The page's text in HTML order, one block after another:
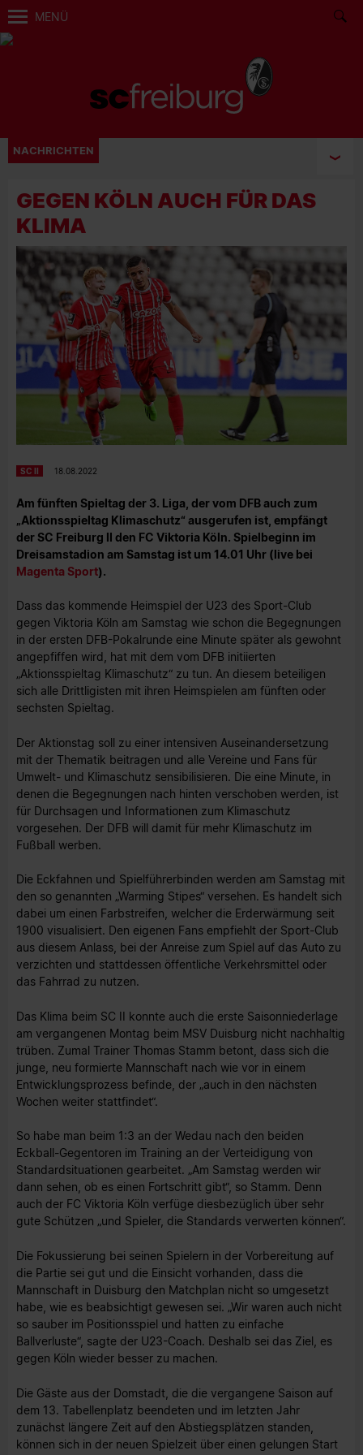
MENÜ
NACHRICHTEN
GEGEN KÖLN AUCH FÜR DAS
KLIMA
SC II 18.08.2022
Am fünften Spieltag der 3. Liga, der vom DFB auch zum
„Aktionsspieltag Klimaschutz“ ausgerufen ist, empfängt
der SC Freiburg II den FC Viktoria Köln. Spielbeginn im
Dreisamstadion am Samstag ist um 14.01 Uhr (live bei
Magenta Sport).
Dass das kommende Heimspiel der U23 des Sport-Club
gegen Viktoria Köln am Samstag wie schon die Begegnungen
in der ersten DFB-Pokalrunde eine Minute später als gewohnt
angepfiffen wird, hat mit dem vom DFB initiierten
„Aktionsspieltag Klimaschutz“ zu tun. An diesem beteiligen
sich alle Drittligisten mit ihren Heimspielen am fünften oder
sechsten Spieltag.
Der Aktionstag soll zu einer intensiven Auseinandersetzung
mit der Thematik beitragen und alle Vereine und Fans für
Umwelt- und Klimaschutz sensibilisieren. Die eine Minute, in
denen die Begegnungen nach hinten verschoben werden, ist
für Durchsagen und Informationen zum Klimaschutz
vorgesehen. Der DFB will damit für mehr Klimaschutz im
Fußball werben.
Die Eckfahnen und Spielführerbinden werden am Samstag mit
den so genannten „Warming Stipes“ versehen. Es handelt sich
dabei um einen Farbstreifen, welcher die Erderwärmung seit
1900 visualisiert. Den eigenen Fans empfiehlt der Sport-Club
aus diesem Anlass, bei der Anreise zum Spiel auf das Auto zu
verzichten und stattdessen öffentliche Verkehrsmittel oder
das Fahrrad zu nutzen.
Das Klima beim SC II konnte auch die erste Saisonniederlage
am vergangenen Montag beim MSV Duisburg nicht nachhaltig
trüben. Zumal Trainer Thomas Stamm betont, dass sich die
junge, neu formierte Mannschaft nach wie vor in einem
Entwicklungsprozess befinde, der „auch in den nächsten
Wochen weiter stattfindet“.
So habe man beim 1:3 an der Wedau nach den beiden
Eckball-Gegentoren im Training an der Verteidigung von
Standardsituationen gearbeitet. „Am Samstag werden wir
dann sehen, ob es einen Fortschritt gibt“, so Stamm. Denn
auch der FC Viktoria Köln verfüge diesbezüglich über sehr
gute Schützen „und Spieler, die Standards verwerten können“.
Die Fokussierung bei seinen Spielern in der Vorbereitung auf
die Partie sei gut und die Einsicht vorhanden, dass die
Mannschaft in Duisburg den Matchplan nicht so umgesetzt
habe, wie es beabsichtigt gewesen sei. „Wir waren auch nicht
so sauber im Positionsspiel und hatten zu einfache
Ballverluste“, sagte der U23-Coach. Deshalb sei das Ziel, es
gegen Köln wieder besser zu machen.
Die Gäste aus der Domstadt, die die vergangene Saison auf
dem 13. Tabellenplatz beendeten und im letzten Jahr
zunächst längere Zeit auf den Abstiegsplätzen standen,
können sich in der neuen Spielzeit über einen gelungen Start